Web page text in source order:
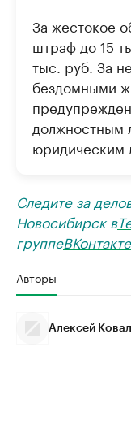
За жестокое
штраф до 15
тыс. руб. За
бездомными
должностным
юридическим
Следите за
Новосибирск в
группеВКонтакте
Авторы
Алексей